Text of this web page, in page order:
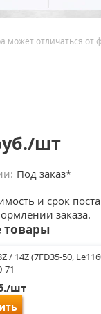
может отличаться от
шт
Под заказ*
и срок
заказа.
товары
/ 14Z (7FD35-50,
71
шт